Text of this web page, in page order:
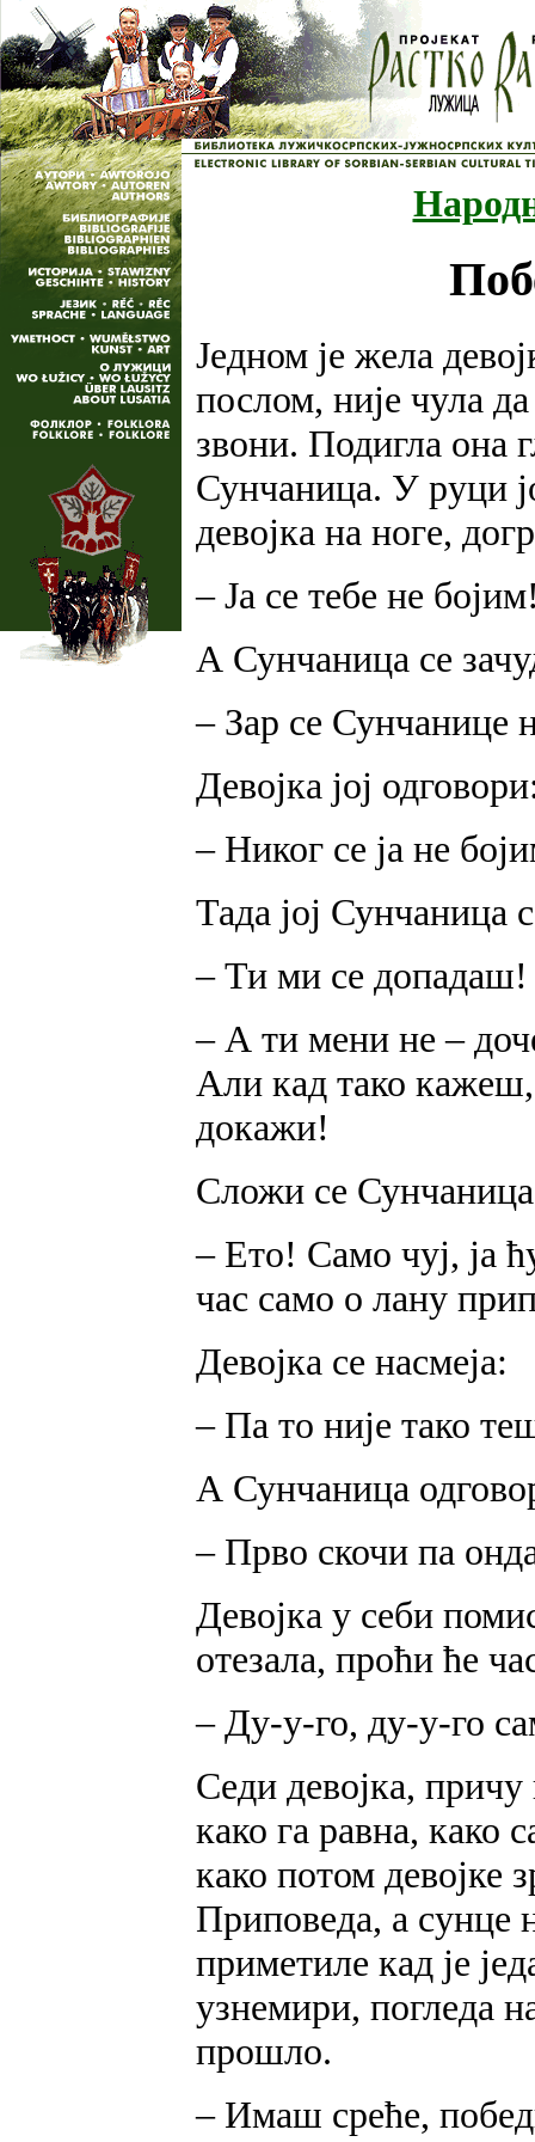
Једном је жела
послом, није чула
звони. Подигла она
Сунчаница. У руци
девојка на ноге,
– Ја се тебе не
А Сунчаница се
– Зар се Сунчанице
Девојка јој
– Никог се ја не
Тада јој Сунчаница
– Ти ми се допадаш!
– А ти мени не –
Али кад тако
докажи!
Сложи се
– Ето! Само чуј, ја
час само о лану
Девојка се насмеја:
– Па то није тако
А Сунчаница
– Прво скочи па
Девојка у себи
отезала, проћи ће
– Ду-у-го, ду-у-го
Седи девојка,
како га равна, како
како потом девојке
Приповеда, а сунце
приметиле кад је
узнемири, погледа
прошло.
– Имаш среће,